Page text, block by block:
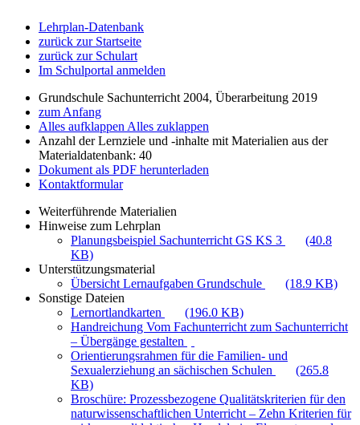
Lehrplan-Datenbank
zurück zur Startseite
zurück zur Schulart
Im Schulportal anmelden
Grundschule Sachunterricht 2004, Überarbeitung 2019
zum Anfang
Alles aufklappen Alles zuklappen
Anzahl der Lernziele und -inhalte mit Materialien aus der
Materialdatenbank: 40
Dokument als PDF herunterladen
Kontaktformular
Weiterführende Materialien
Hinweise zum Lehrplan
Planungsbeispiel Sachunterricht GS KS 3
(40.8
KB)
Unterstützungsmaterial
Übersicht Lernaufgaben Grundschule
(18.9 KB)
Sonstige Dateien
Lernortlandkarten
(196.0 KB)
Handreichung Vom Fachunterricht zum Sachunterricht
– Übergänge gestalten
Orientierungsrahmen für die Familien- und
Sexualerziehung an sächischen Schulen
(265.8
KB)
Broschüre: Prozessbezogene Qualitätskriterien für den
naturwissenschaftlichen Unterricht – Zehn Kriterien für